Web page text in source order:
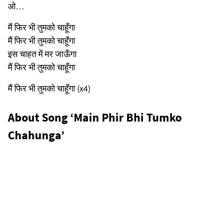
ओ…
मैं फिर भी तुमको चाहूँगा
मैं फिर भी तुमको चाहूँगा
इस चाहत में मर जाऊँगा
मैं फिर भी तुमको चाहूँगा
मैं फिर भी तुमको चाहूँगा (x4)
About Song ‘Main Phir Bhi Tumko
Chahunga’